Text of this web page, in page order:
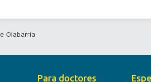
Olabarria
Para doctores